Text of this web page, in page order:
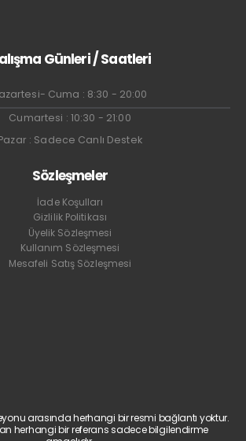
Günleri / Saatleri
Cuma : 8:30 - 20:00
Cumartesi : 10:30 - 21:00
: Sadece Canlı Destek
Sözleşmeler
İade Koşulları
Gizlilik Politikası
Üyelik Sözleşmesi
Kullanım Sözleşmesi
Mesafeli Satış Sözleşmesi
arasında herhangi bir resmi bağlantı yoktur.
herhangi bir referans sadece bilgilendirme